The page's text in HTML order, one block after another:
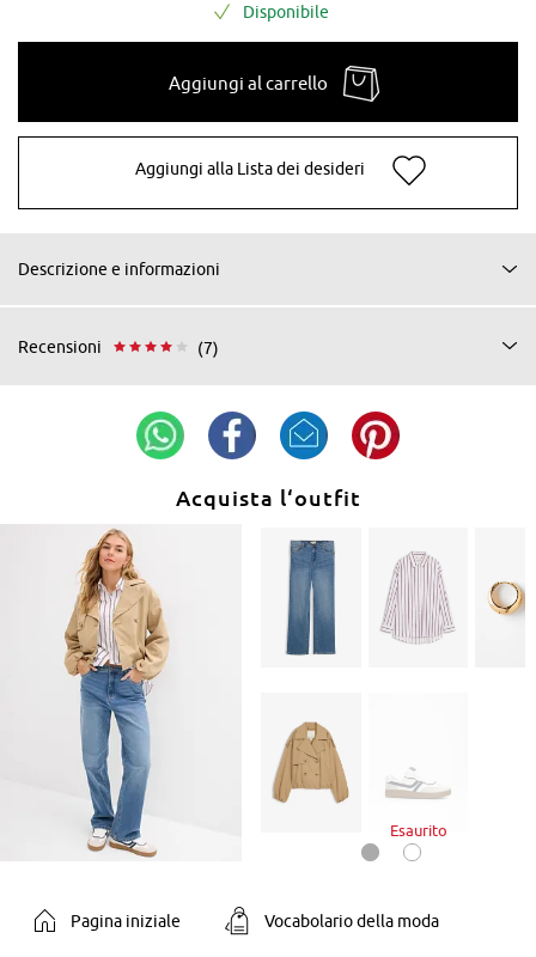
Disponibile
Aggiungi al carrello
Aggiungi alla Lista dei desideri
Descrizione e informazioni
Recensioni (7)
Acquista l‘outfit
Esaurito
Pagina iniziale Vocabolario della moda